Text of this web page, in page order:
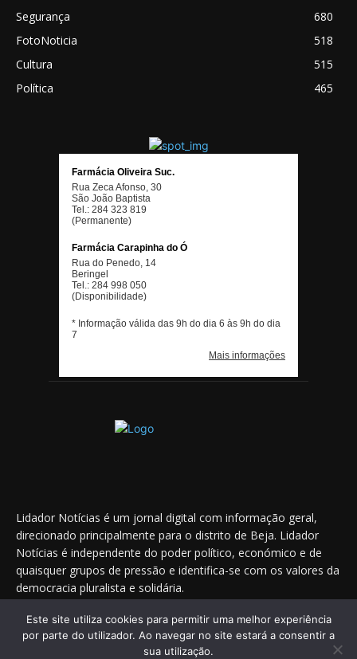
Segurança
680
FotoNoticia
518
Cultura
515
Política
465
Lidador Notícias é um jornal digital com informação geral,
direcionado principalmente para o distrito de Beja. Lidador
Notícias é independente do poder político, económico e de
quaisquer grupos de pressão e identifica-se com os valores da
democracia pluralista e solidária.
Saiba onde nos encontrar nas redes sociais
Este site utiliza cookies para permitir uma melhor experiência
por parte do utilizador. Ao navegar no site estará a consentir a
sua utilização.